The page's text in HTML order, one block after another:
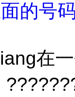
的号
在